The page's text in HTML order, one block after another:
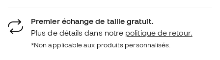
Premier échange de taille gratuit.
Plus de détails dans notre politique de retour.
*Non applicable aux produits personnalisés.